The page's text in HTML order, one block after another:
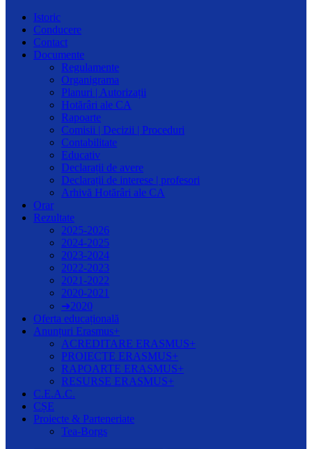
Istoric
Conducere
Contact
Documente
Regulamente
Organigrama
Planuri | Autorizații
Hotărâri ale CA
Rapoarte
Comisii | Decizii | Proceduri
Contabilitate
Educativ
Declarații de avere
Declarații de interese | profesori
Arhivă Hotărâri ale CA
Orar
Rezultate
2025-2026
2024-2025
2023-2024
2022-2023
2021-2022
2020-2021
➔2020
Oferta educațională
Anunțuri Erasmus+
ACREDITARE ERASMUS+
PROIECTE ERASMUS+
RAPOARTE ERASMUS+
RESURSE ERASMUS+
C.E.A.C.
CȘE
Proiecte & Parteneriate
Tea-Borgs